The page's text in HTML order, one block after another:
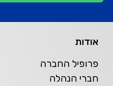
אודות
פרופיל החברה
חברי הנהלה